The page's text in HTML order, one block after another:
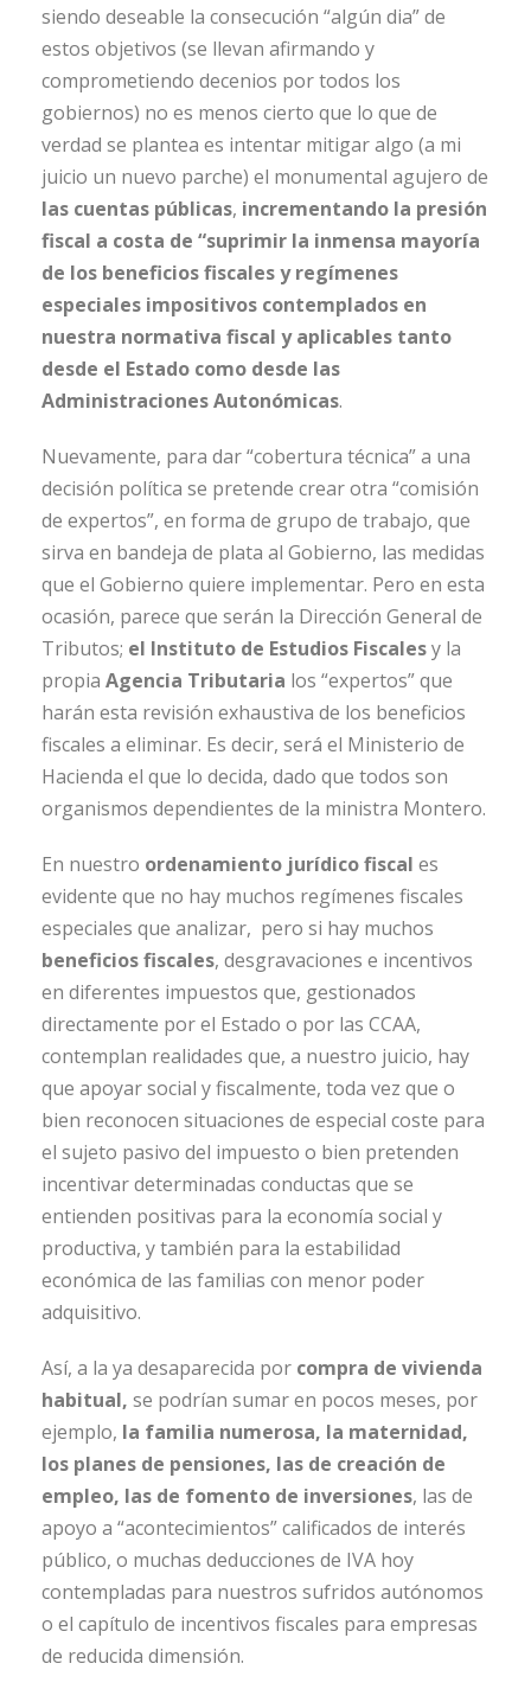
siendo deseable la consecución “algún dia” de
estos objetivos (se llevan afirmando y
comprometiendo decenios por todos los
gobiernos) no es menos cierto que lo que de
verdad se plantea es intentar mitigar algo (a mi
juicio un nuevo parche) el monumental agujero de
las cuentas públicas, incrementando la presión
fiscal a costa de “suprimir la inmensa mayoría
de los beneficios fiscales y regímenes
especiales impositivos contemplados en
nuestra normativa fiscal y aplicables tanto
desde el Estado como desde las
Administraciones Autonómicas.
Nuevamente, para dar “cobertura técnica” a una
decisión política se pretende crear otra “comisión
de expertos”, en forma de grupo de trabajo, que
sirva en bandeja de plata al Gobierno, las medidas
que el Gobierno quiere implementar. Pero en esta
ocasión, parece que serán la Dirección General de
Tributos; el Instituto de Estudios Fiscalesy la
propia Agencia Tributaria los “expertos” que
harán esta revisión exhaustiva de los beneficios
fiscales a eliminar. Es decir, será el Ministerio de
Hacienda el que lo decida, dado que todos son
organismos dependientes de la ministra Montero.
En nuestro ordenamiento jurídico fiscal es
evidente que no hay muchos regímenes fiscales
especiales que analizar, pero si hay muchos
beneficios fiscales, desgravaciones e incentivos
en diferentes impuestos que, gestionados
directamente por el Estado o por las CCAA,
contemplan realidades que, a nuestro juicio, hay
que apoyar social y fiscalmente, toda vez que o
bien reconocen situaciones de especial coste para
el sujeto pasivo del impuesto o bien pretenden
incentivar determinadas conductas que se
entienden positivas para la economía social y
productiva, y también para la estabilidad
económica de las familias con menor poder
adquisitivo.
Así, a la ya desaparecida por compra de vivienda
habitual, se podrían sumar en pocos meses, por
ejemplo, la familia numerosa, la maternidad,
los planes de pensiones, las de creación de
empleo, las de fomento de inversiones, las de
apoyo a “acontecimientos” calificados de interés
público, o muchas deducciones de IVA hoy
contempladas para nuestros sufridos autónomos
o el capítulo de incentivos fiscales para empresas
de reducida dimensión.